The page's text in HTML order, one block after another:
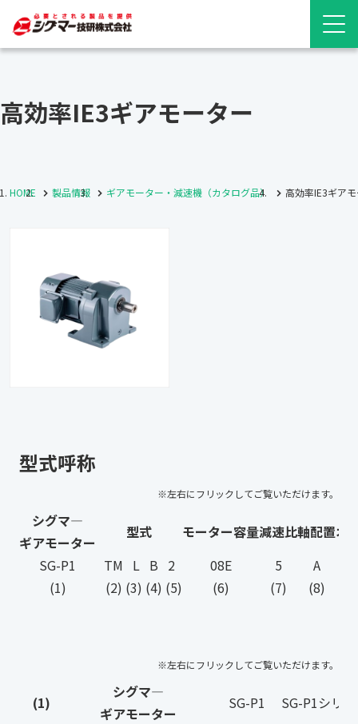
高効率IE3ギアモーター
HOME 製品情報 ギアモーター・減速機（カタログ品） 高効率IE3ギア
型式呼称
シグマ―
ギアモーター
型式 モーター容量減速比軸配置オ
SG-P1
TM L B 2 08E 5
A
(1)
(2) (3) (4) (5) (6) (7) (8)
(1)
シグマ―
ギアモーター
SG-P1
SG-P1シリ